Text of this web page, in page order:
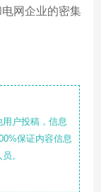
网企业的密集
户投稿，信息
保证内容信息
。